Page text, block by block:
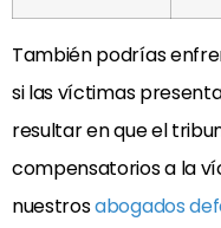
También podrías
si las víctimas
resultar en que el
compensatorios a la
nuestrosabogados